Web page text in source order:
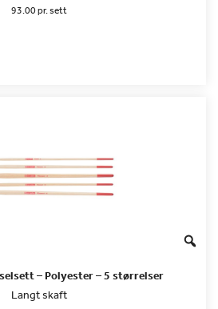
93.00 pr. sett
– Polyester – 5 størrelser
Langt skaft